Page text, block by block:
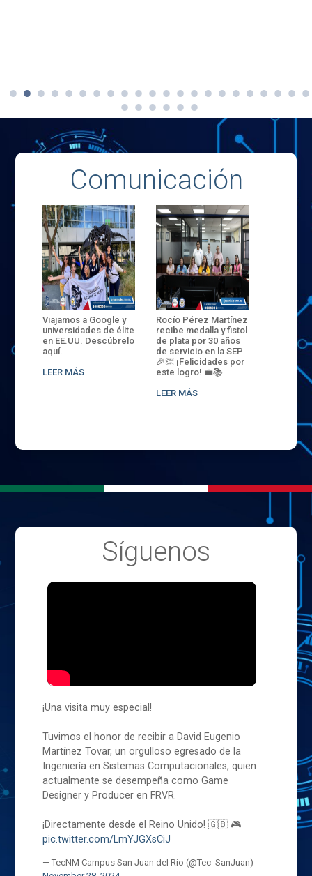
Comunicación
Viajamos a Google y
universidades de élite
en EE.UU. Descúbrelo
aquí.
LEER MÁS
Rocío Pérez Martínez
recibe medalla y fistol
de plata por 30 años
de servicio en la SEP
🎉👏 ¡Felicidades por
este logro! 💼📚
LEER MÁS
ENECB-
del
batalla.
32
sede
Síguenos
¡Una visita muy especial!
Tuvimos el honor de recibir a David Eugenio
Martínez Tovar, un orgulloso egresado de la
Ingeniería en Sistemas Computacionales, quien
actualmente se desempeña como Game
Designer y Producer en FRVR.
¡Directamente desde el Reino Unido! 🇬🇧 🎮
pic.twitter.com/LmYJGXsCiJ
— TecNM Campus San Juan del Río (@Tec_SanJuan)